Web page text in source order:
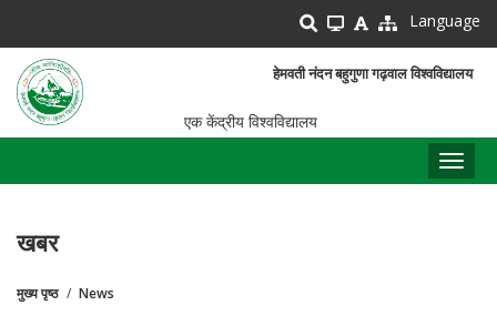
main
content
Language
हेमवती नंदन बहुगुणा गढ़वाल विश्वविद्यालय
एक केंद्रीय विश्वविद्यालय
खबर
मुख्य पृष्ठ News